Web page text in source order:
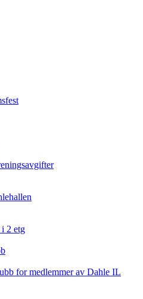
2 etg
for medlemmer av Dahle IL